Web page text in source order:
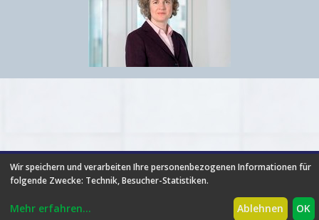
HILFE | FAQ | AGB | NUTZUNGSBEDINGUNGEN
|
DATENSCHUTZ
| ÜBER UNS | NEUIGKEITEN
Wir speichern und verarbeiten Ihre personenbezogenen Informationen für
folgende Zwecke: Technik, Besucher-Statistiken.
Mehr erfahren... Ablehnen OK